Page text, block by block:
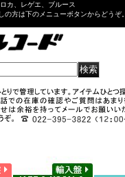
カ、レゲエ、ブルース
方は下のメニューボタンからどうぞ。